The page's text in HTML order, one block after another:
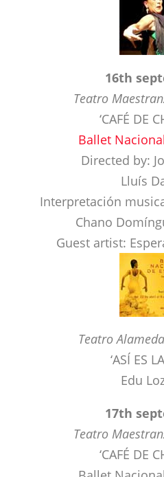
16th
Teatro
‘CAFÉ DE
Ballet
Directed by:
Lluís
Interpretación
Chano
Guest artist:
Teatro
‘ASÍ ES
Edu
17th
Teatro
Ballet
Directed
Dirección de